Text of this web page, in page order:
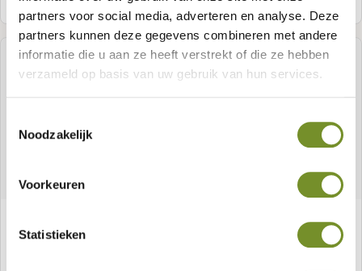
partners voor social media, adverteren en analyse. Deze
partners kunnen deze gegevens combineren met andere
informatie die u aan ze heeft verstrekt of die ze hebben
verzameld op basis van uw gebruik van hun services.
Noodzakelijk
Voorkeuren
Statistieken
Tuinhuis Vincent vuren groen geïmpregneerd